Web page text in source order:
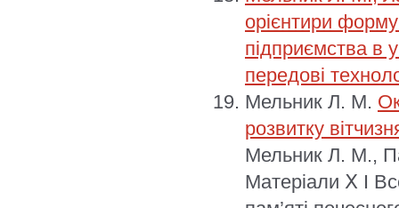
орієнтири
підприємства в
передові
Мельник Л. М.
розвитку
Мельник Л. М.,
Матеріали Ⅹ I